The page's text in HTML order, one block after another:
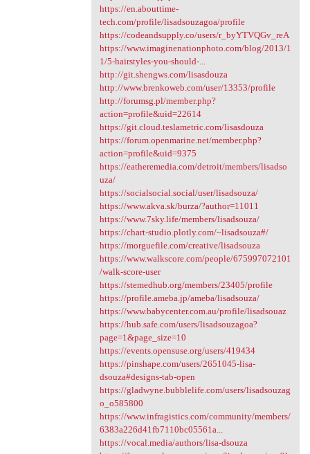
https://en.abouttime-
tech.com/profile/lisadsouzagoa/profile
https://codeandsupply.co/users/r_byYTVQGv_reA
https://www.imaginenationphoto.com/blog/2013/1
1/5-hairstyles-you-should-...
http://git.shengws.com/lisasdouza
http://www.brenkoweb.com/user/13353/profile
http://forumsg.pl/member.php?
action=profile&uid=22614
https://git.cloud.teslametric.com/lisasdouza
https://forum.openmarine.net/member.php?
action=profile&uid=9375
https://eatheremedia.com/detroit/members/lisadso
uza/
https://socialsocial.social/user/lisadsouza/
https://www.akva.sk/burza/?author=11011
https://www.7sky.life/members/lisadsouza/
https://chart-studio.plotly.com/~lisadsouza#/
https://morguefile.com/creative/lisadsouza
https://www.walkscore.com/people/675997072101
/walk-score-user
https://stemedhub.org/members/23405/profile
https://profile.ameba.jp/ameba/lisadsouza/
https://www.babycenter.com.au/profile/lisadsouaz
https://hub.safe.com/users/lisadsouzagoa?
page=1&page_size=10
https://events.opensuse.org/users/419434
https://pinshape.com/users/2651045-lisa-
dsouza#designs-tab-open
https://gladwyne.bubblelife.com/users/lisadsouzag
o_o585800
https://www.infragistics.com/community/members/
6383a226d41fb7110bc05561a...
https://vocal.media/authors/lisa-dsouza